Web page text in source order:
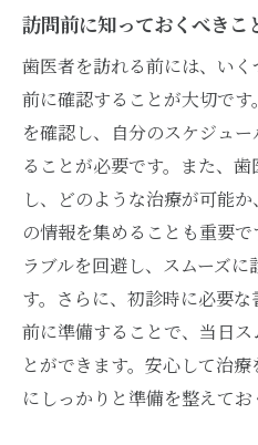
訪問前に知っておくべきこ
歯医者を訪れる前には、い
前に確認することが大切で
を確認し、自分のスケジュ
ることが必要です。また、
し、どのような治療が可能
の情報を集めることも重要
ラブルを回避し、スムーズ
す。さらに、初診時に必要
前に準備することで、当日
とができます。安心して治
にしっかりと準備を整えてお